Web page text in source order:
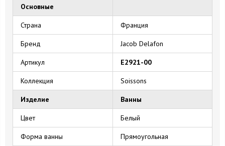
Основные
Страна Франция
Бренд Jacob Delafon
Артикул E2921-00
Коллекция Soissons
Изделие Ванны
Цвет Белый
Форма ванны Прямоугольная